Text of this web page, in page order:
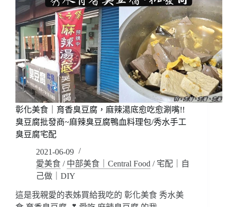
彰化美食｜育香臭豆腐，麻辣湯底愈吃愈涮嘴!!
臭豆腐批發商~麻辣臭豆腐鴨血料理包/秀水手工
臭豆腐宅配
2021-06-09
愛美食 / 中部美食｜Central Food / 宅配｜自
己做｜DIY
這是我親愛的表姊買給我吃的 彰化美食 秀水美